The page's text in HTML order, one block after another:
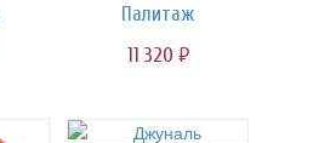
Палитаж
11 320 руб.